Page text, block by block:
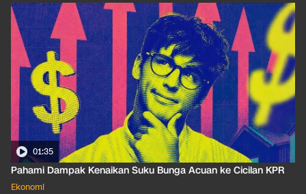
01:35
Pahami Dampak Kenaikan Suku Bunga Acuan ke Cicilan KPR
Ekonomi